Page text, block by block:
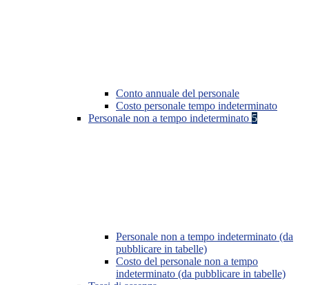
Conto annuale del personale
Costo personale tempo indeterminato
Personale non a tempo indeterminato 5
Personale non a tempo indeterminato (da
pubblicare in tabelle)
Costo del personale non a tempo
indeterminato (da pubblicare in tabelle)